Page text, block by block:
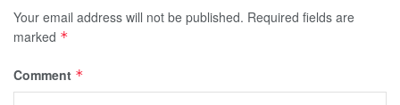
Your email address will not be published. Required fields are
marked *
Comment *